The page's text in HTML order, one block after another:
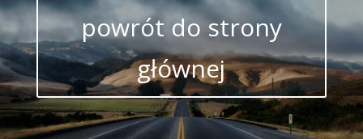
powrót do strony
głównej